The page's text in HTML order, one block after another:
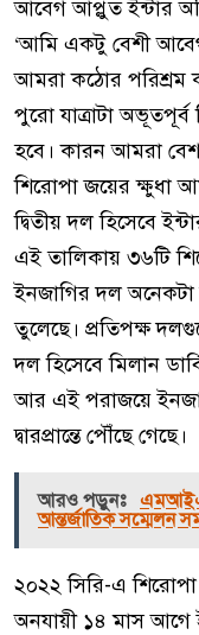
আবেগ আপ্লুত ইন্টার
‘আমি একটু বেশী
আমরা কঠোর পরিশ্রম
পুরো যাত্রাটা
হবে। কারন আমরা
শিরোপা জয়ের ক্ষুধা
দ্বিতীয় দল হিসেবে
এই তালিকায় ৩৬টি
ইনজাগির দল অনেকটা
তুলেছে। প্রতিপক্ষ
দল হিসেবে মিলান
আর এই পরাজয়ে
দ্বারপ্রান্তে পৌঁছে গেছে।
আরও পড়ুনঃ
আন্তর্জাতিক সম্মেলন
২০২২ সিরি-এ শিরোপা
অনযায়ী ১৪ মাস আগে